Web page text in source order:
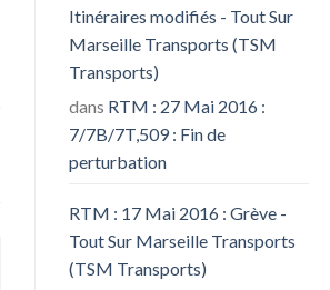
Itinéraires modifiés - Tout Sur
Marseille Transports (TSM
Transports)
dans RTM : 27 Mai 2016 :
7/7B/7T,509 : Fin de
perturbation
RTM : 17 Mai 2016 : Grève -
Tout Sur Marseille Transports
(TSM Transports)